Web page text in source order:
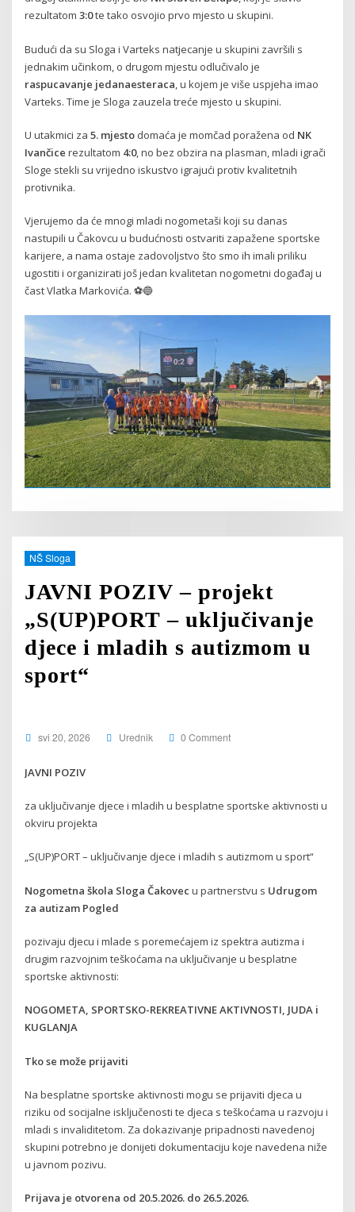
rezultatom3:0te tako osvojio prvo mjesto u skupini.
Budući da su Sloga i Varteks natjecanje u skupini završili s
jednakim učinkom, o drugom mjestu odlučivalo je
raspucavanje jedanaesteraca , u kojem je više uspjeha imao
Varteks. Time je Sloga zauzela treće mjesto u skupini.
U utakmici za5. mjesto domaća je momčad poražena od NK
Ivančice rezultatom 4:0, no bez obzira na plasman, mladi igrači
Sloge stekli su vrijedno iskustvo igrajući protiv kvalitetnih
protivnika.
Vjerujemo da će mnogi mladi nogometaši koji su danas
nastupili u Čakovcu u budućnosti ostvariti zapažene sportske
karijere, a nama ostaje zadovoljstvo što smo ih imali priliku
ugostiti i organizirati još jedan kvalitetan nogometni događaj u
čast Vlatka Markovića. ⚽🔵
NŠ Sloga
JAVNI POZIV – projekt
„S(UP)PORT – uključivanje
djece i mladih s autizmom u
sport“
svi 20, 2026 Urednik 0 Comment
JAVNI POZIV
za uključivanje djece i mladih u besplatne sportske aktivnosti u
okviru projekta
„S(UP)PORT – uključivanje djece i mladih s autizmom u sport“
Nogometna škola Sloga Čakovecu partnerstvu s Udrugom
za autizam Pogled
pozivaju djecu i mlade s poremećajem iz spektra autizma i
drugim razvojnim teškoćama na uključivanje u besplatne
sportske aktivnosti:
NOGOMETA, SPORTSKO-REKREATIVNE AKTIVNOSTI, JUDA i
KUGLANJA
Tko se može prijaviti
Na besplatne sportske aktivnosti mogu se prijaviti djeca u
riziku od socijalne isključenosti te djeca s teškoćama u razvoju i
mladi s invaliditetom. Za dokazivanje pripadnosti navedenoj
skupini potrebno je donijeti dokumentaciju koje navedena niže
u javnom pozivu.
Prijava je otvorena od 20.5.2026. do 26.5.2026.